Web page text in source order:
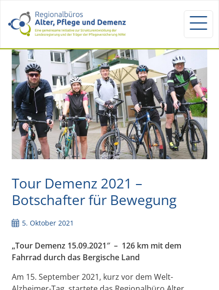
Tour Demenz 2021 –
Botschafter für Bewegung
5. Oktober 2021
„Tour Demenz 15.09.2021″ – 126 km mit dem
Fahrrad durch das Bergische Land
Am 15. September 2021, kurz vor dem Welt-